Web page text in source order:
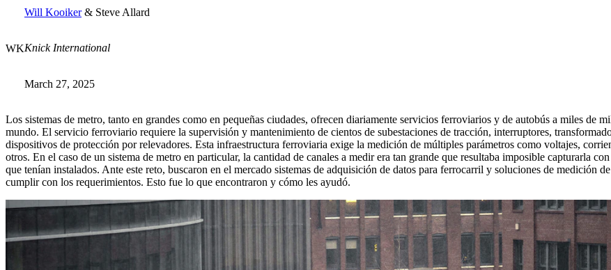
WK
Will Kooiker& Steve Allard
Knick International
March 27, 2025
Los sistemas de metro, tanto en grandes como en pequeñas ciudades, ofrecen diariamente servicios ferroviarios y de autobús a miles de
mundo. El servicio ferroviario requiere la supervisión y mantenimiento de cientos de subestaciones de tracción, interruptores,
dispositivos de protección por relevadores. Esta infraestructura ferroviaria exige la medición de múltiples parámetros como voltajes,
otros. En el caso de un sistema de metro en particular, la cantidad de canales a medir era tan grande que resultaba imposible capturarla
que tenían instalados. Ante este reto, buscaron en el mercado sistemas de adquisición de datos para ferrocarril y soluciones de medición
cumplir con los requerimientos. Esto fue lo que encontraron y cómo les ayudó.